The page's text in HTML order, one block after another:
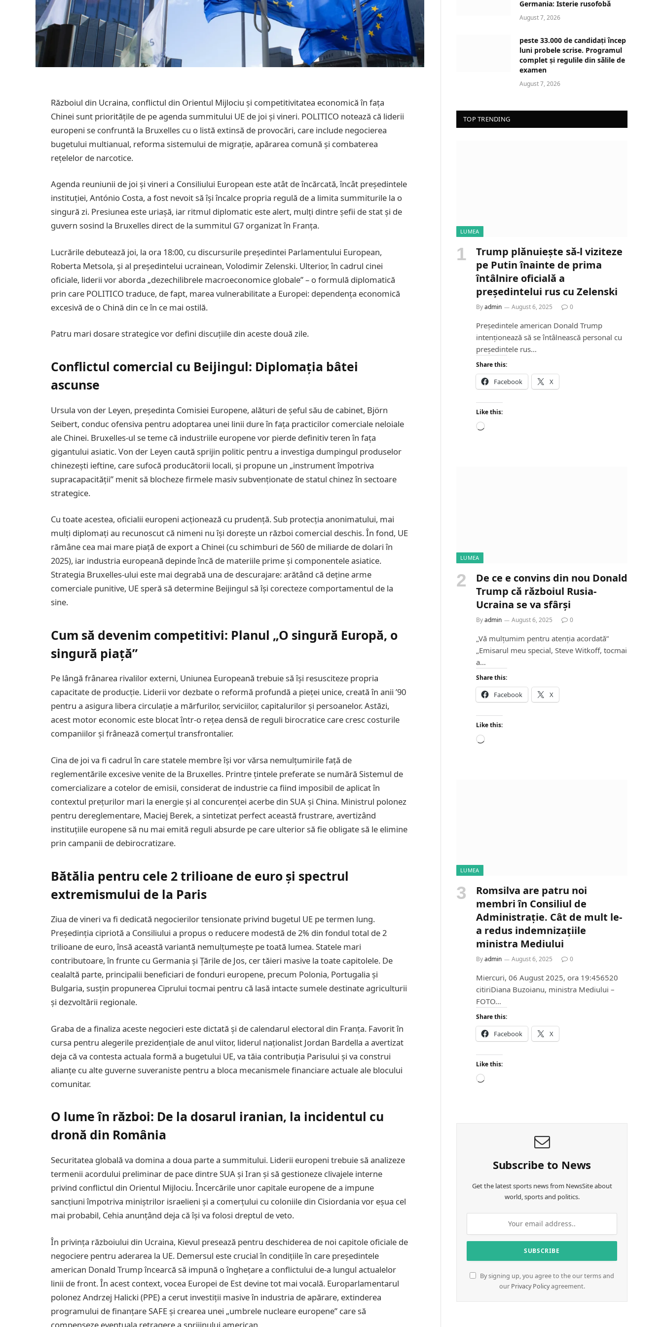
Războiul din Ucraina, conflictul din Orientul Mijlociu și competitivitatea economică în fața
Chinei sunt prioritățile de pe agenda summitului UE de joi și vineri. POLITICO notează că liderii
europeni se confruntă la Bruxelles cu o listă extinsă de provocări, care include negocierea
bugetului multianual, reforma sistemului de migrație, apărarea comună și combaterea
rețelelor de narcotice.
Agenda reuniunii de joi și vineri a Consiliului European este atât de încărcată, încât președintele
instituției, António Costa, a fost nevoit să își încalce propria regulă de a limita summiturile la o
singură zi. Presiunea este uriașă, iar ritmul diplomatic este alert, mulți dintre șefii de stat și de
guvern sosind la Bruxelles direct de la summitul G7 organizat în Franța.
Lucrările debutează joi, la ora 18:00, cu discursurile președintei Parlamentului European,
Roberta Metsola, și al președintelui ucrainean, Volodimir Zelenski. Ulterior, în cadrul cinei
oficiale, liderii vor aborda „dezechilibrele macroeconomice globale” – o formulă diplomatică
prin care POLITICO traduce, de fapt, marea vulnerabilitate a Europei: dependența economică
excesivă de o Chină din ce în ce mai ostilă.
Patru mari dosare strategice vor defini discuțiile din aceste două zile.
Conflictul comercial cu Beijingul: Diplomația bâtei
ascunse
Ursula von der Leyen, președinta Comisiei Europene, alături de șeful său de cabinet, Björn
Seibert, conduc ofensiva pentru adoptarea unei linii dure în fața practicilor comerciale neloiale
ale Chinei. Bruxelles-ul se teme că industriile europene vor pierde definitiv teren în fața
gigantului asiatic. Von der Leyen caută sprijin politic pentru a investiga dumpingul produselor
chinezești ieftine, care sufocă producătorii locali, și propune un „instrument împotriva
supracapacității” menit să blocheze firmele masiv subvenționate de statul chinez în sectoare
strategice.
Cu toate acestea, oficialii europeni acționează cu prudență. Sub protecția anonimatului, mai
mulți diplomați au recunoscut că nimeni nu își dorește un război comercial deschis. În fond, UE
rămâne cea mai mare piață de export a Chinei (cu schimburi de 560 de miliarde de dolari în
2025), iar industria europeană depinde încă de materiile prime și componentele asiatice.
Strategia Bruxelles-ului este mai degrabă una de descurajare: arătând că deține arme
comerciale punitive, UE speră să determine Beijingul să își corecteze comportamentul de la
sine.
Cum să devenim competitivi: Planul „O singură Europă, o
singură piață”
Pe lângă frânarea rivalilor externi, Uniunea Europeană trebuie să își resusciteze propria
capacitate de producție. Liderii vor dezbate o reformă profundă a pieței unice, creată în anii ’90
pentru a asigura libera circulație a mărfurilor, serviciilor, capitalurilor și persoanelor. Astăzi,
acest motor economic este blocat într-o rețea densă de reguli birocratice care cresc costurile
companiilor și frânează comerțul transfrontalier.
Cina de joi va fi cadrul în care statele membre își vor vărsa nemulțumirile față de
reglementările excesive venite de la Bruxelles. Printre țintele preferate se numără Sistemul de
comercializare a cotelor de emisii, considerat de industrie ca fiind imposibil de aplicat în
contextul prețurilor mari la energie și al concurenței acerbe din SUA și China. Ministrul polonez
pentru dereglementare, Maciej Berek, a sintetizat perfect această frustrare, avertizând
instituțiile europene să nu mai emită reguli absurde pe care ulterior să fie obligate să le elimine
prin campanii de debirocratizare.
Bătălia pentru cele 2 trilioane de euro și spectrul
extremismului de la Paris
Ziua de vineri va fi dedicată negocierilor tensionate privind bugetul UE pe termen lung.
Președinția cipriotă a Consiliului a propus o reducere modestă de 2% din fondul total de 2
trilioane de euro, însă această variantă nemulțumește pe toată lumea. Statele mari
contributoare, în frunte cu Germania și Țările de Jos, cer tăieri masive la toate capitolele. De
cealaltă parte, principalii beneficiari de fonduri europene, precum Polonia, Portugalia și
Bulgaria, susțin propunerea Ciprului tocmai pentru că lasă intacte sumele destinate agriculturii
și dezvoltării regionale.
Graba de a finaliza aceste negocieri este dictată și de calendarul electoral din Franța. Favorit în
cursa pentru alegerile prezidențiale de anul viitor, liderul naționalist Jordan Bardella a avertizat
deja că va contesta actuala formă a bugetului UE, va tăia contribuția Parisului și va construi
alianțe cu alte guverne suveraniste pentru a bloca mecanismele financiare actuale ale blocului
comunitar.
O lume în război: De la dosarul iranian, la incidentul cu
dronă din România
Securitatea globală va domina a doua parte a summitului. Liderii europeni trebuie să analizeze
termenii acordului preliminar de pace dintre SUA și Iran și să gestioneze clivajele interne
privind conflictul din Orientul Mijlociu. Încercările unor capitale europene de a impune
sancțiuni împotriva miniștrilor israelieni și a comerțului cu coloniile din Cisiordania vor eșua cel
mai probabil, Cehia anunțând deja că își va folosi dreptul de veto.
În privința războiului din Ucraina, Kievul presează pentru deschiderea de noi capitole oficiale de
negociere pentru aderarea la UE. Demersul este crucial în condițiile în care președintele
american Donald Trump încearcă să impună o înghețare a conflictului de-a lungul actualelor
linii de front. În acest context, vocea Europei de Est devine tot mai vocală. Europarlamentarul
polonez Andrzej Halicki (PPE) a cerut investiții masive în industria de apărare, extinderea
programului de finanțare SAFE și crearea unei „umbrele nucleare europene” care să
compenseze eventuala retragere a sprijinului american.
Germania: Isterie rusofobă
August 7, 2026
peste 33.000 de candidați încep
luni probele scrise. Programul
complet și regulile din sălile de
examen
August 7, 2026
TOP TRENDING
LUMEA
Trump plănuiește să-l viziteze
pe Putin înainte de prima
întâlnire oficială a
președintelui rus cu Zelenski
Byadmin August 6, 2025 0
Președintele american Donald Trump
intenționează să se întâlnească personal cu
președintele rus…
Share this:
Facebook X
Like this:
L
LUMEA
De ce e convins din nou Donald
Trump că războiul Rusia-
Ucraina se va sfârși
Byadmin August 6, 2025 0
„Vă mulțumim pentru atenția acordată”
„Emisarul meu special, Steve Witkoff, tocmai
a…
Share this:
Facebook X
Like this:
L
LUMEA
Romsilva are patru noi
membri în Consiliul de
Administrație. Cât de mult le-
a redus indemnizațiile
ministra Mediului
Byadmin August 6, 2025 0
Miercuri, 06 August 2025, ora 19:456520
citiriDiana Buzoianu, ministra Mediului –
FOTO…
Share this:
Facebook X
Like this:
L
Subscribe to News
Get the latest sports news from NewsSite about
world, sports and politics.
By signing up, you agree to the our terms and
our Privacy Policyagreement.